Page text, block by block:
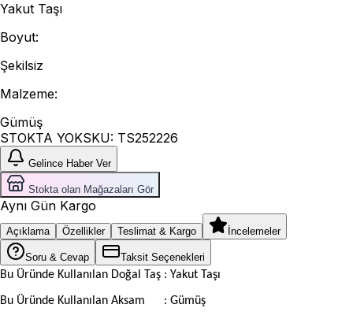
Yakut Taşı
Boyut:
Şekilsiz
Malzeme:
Gümüş
STOKTA YOKSKU: TS252226
Gelince Haber Ver
Stokta olan Mağazaları Gör
Aynı Gün Kargo
Açıklama Özellikler Teslimat & Kargo İncelemeler
Soru & Cevap Taksit Seçenekleri
Bu Üründe Kullanılan Doğal Taş : Yakut Taşı
Bu Üründe Kullanılan Aksam : Gümüş